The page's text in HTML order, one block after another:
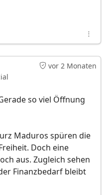
vor 2 Monaten
so viel Öffnung
Maduros spüren die
Doch eine
aus. Zugleich sehen
Finanzbedarf bleibt